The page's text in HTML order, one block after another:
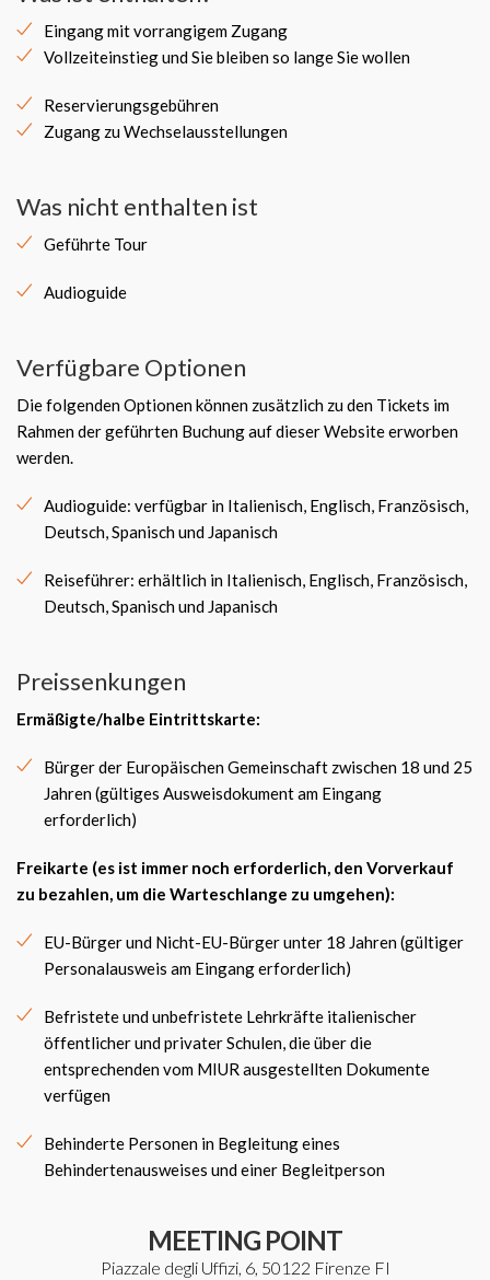
Eingang mit vorrangigem Zugang
Vollzeiteinstieg und Sie bleiben so lange Sie wollen
Reservierungsgebühren
Zugang zu Wechselausstellungen
Was nicht enthalten ist
Geführte Tour
Audioguide
Verfügbare Optionen
Die folgenden Optionen können zusätzlich zu den Tickets im
Rahmen der geführten Buchung auf dieser Website erworben
werden.
Audioguide: verfügbar in Italienisch, Englisch, Französisch,
Deutsch, Spanisch und Japanisch
Reiseführer: erhältlich in Italienisch, Englisch, Französisch,
Deutsch, Spanisch und Japanisch
Preissenkungen
Ermäßigte/halbe Eintrittskarte:
Bürger der Europäischen Gemeinschaft zwischen 18 und 25
Jahren (gültiges Ausweisdokument am Eingang
erforderlich)
Freikarte (es ist immer noch erforderlich, den Vorverkauf
zu bezahlen, um die Warteschlange zu umgehen):
EU-Bürger und Nicht-EU-Bürger unter 18 Jahren (gültiger
Personalausweis am Eingang erforderlich)
Befristete und unbefristete Lehrkräfte italienischer
öffentlicher und privater Schulen, die über die
entsprechenden vom MIUR ausgestellten Dokumente
verfügen
Behinderte Personen in Begleitung eines
Behindertenausweises und einer Begleitperson
MEETING POINT
Piazzale degli Uffizi, 6, 50122 Firenze FI